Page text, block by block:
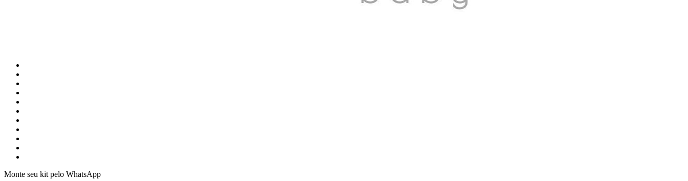
Monte seu kit pelo WhatsApp